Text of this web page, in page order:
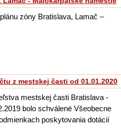
zóny Bratislava, Lamač –
z mestskej časti od 01.01.2020
mestskej časti Bratislava -
bolo schválené Všeobecne
poskytovania dotácií